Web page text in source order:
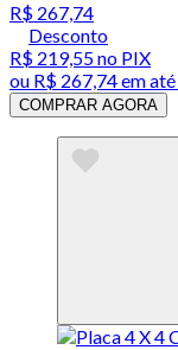
R$ 267,74
Desconto
R$ 219,55no PIX
ou R$ 267,74em até
COMPRAR AGORA